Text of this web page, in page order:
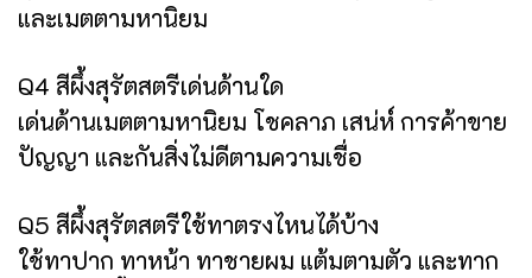
และเมตตามหานิยม
Q4 สีผึ้งสุรัตสตรีเด่นด้านใด
เด่นด้านเมตตามหานิยม โชคลาภ เสน่ห์ การค้าขาย
ปัญญา และกันสิ่งไม่ดีตามความเชื่อ
Q5 สีผึ้งสุรัตสตรีใช้ทาตรงไหนได้บ้าง
ใช้ทาปาก ทาหน้า ทาชายผม แต้มตามตัว และทาก